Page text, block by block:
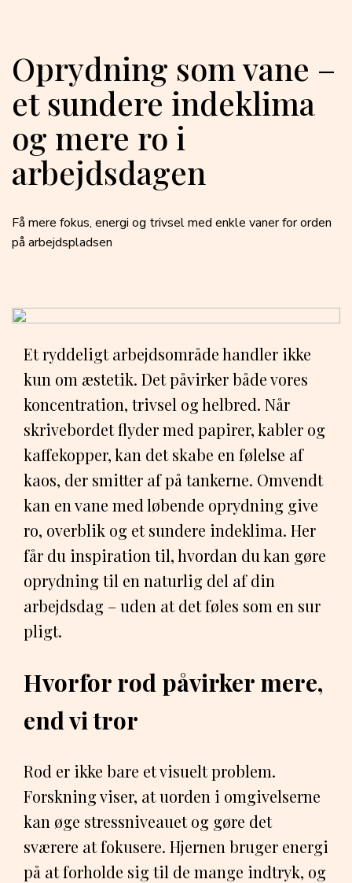
Oprydning som vane –
et sundere indeklima
og mere ro i
arbejdsdagen
Få mere fokus, energi og trivsel med enkle vaner for orden
på arbejdspladsen
Et ryddeligt arbejdsområde handler ikke
kun om æstetik. Det påvirker både vores
koncentration, trivsel og helbred. Når
skrivebordet flyder med papirer, kabler og
kaffekopper, kan det skabe en følelse af
kaos, der smitter af på tankerne. Omvendt
kan en vane med løbende oprydning give
ro, overblik og et sundere indeklima. Her
får du inspiration til, hvordan du kan gøre
oprydning til en naturlig del af din
arbejdsdag – uden at det føles som en sur
pligt.
Hvorfor rod påvirker mere,
end vi tror
Rod er ikke bare et visuelt problem.
Forskning viser, at uorden i omgivelserne
kan øge stressniveauet og gøre det
sværere at fokusere. Hjernen bruger energi
på at forholde sig til de mange indtryk, og